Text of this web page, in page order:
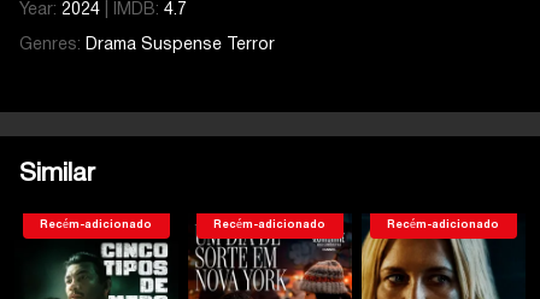
Year: 2024 IMDB: 4.7
Genres: Drama Suspense Terror
Similar
Recém-adicionado Recém-adicionado Recém-adicionado